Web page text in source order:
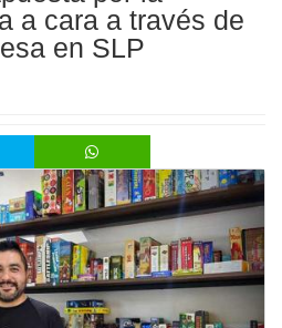
a cara a través de
en SLP